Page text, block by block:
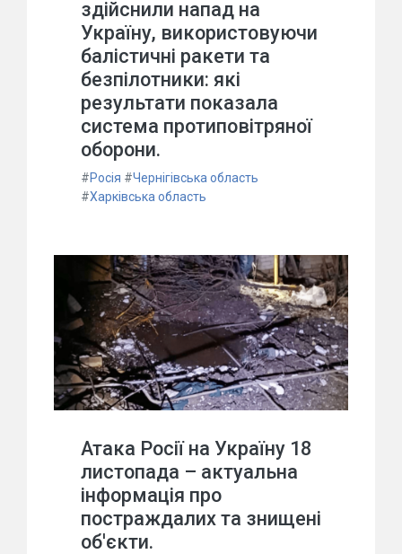
здійснили напад на
Україну, використовуючи
балістичні ракети та
безпілотники: які
результати показала
система протиповітряної
оборони.
#Росія #Чернігівська область
#Харківська область
Атака Росії на Україну 18
листопада – актуальна
інформація про
постраждалих та знищені
об'єкти.